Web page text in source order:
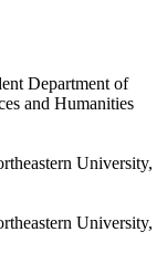
Department of
and Humanities
University,
University,